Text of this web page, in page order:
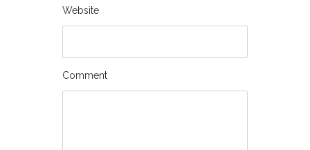
Website
Comment